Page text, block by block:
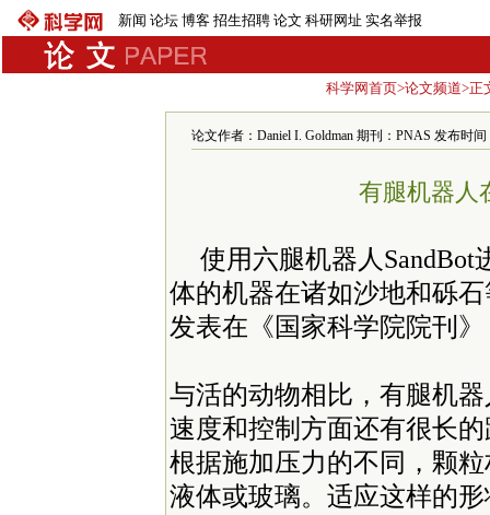
新闻 论坛 博客 招生招聘 论文 科研网址 实名举报
科学网首页>论文频道>正
论文作者：Daniel I. Goldman 期刊：PNAS 发布时间
有腿机器人
使用六腿机器人
体的机器在诸如沙地和砾
发表在《国家科学院院刊》
与活的动物相比，有腿机
速度和控制方面还有很长
根据施加压力的不同，颗
液体或玻璃。适应这样的